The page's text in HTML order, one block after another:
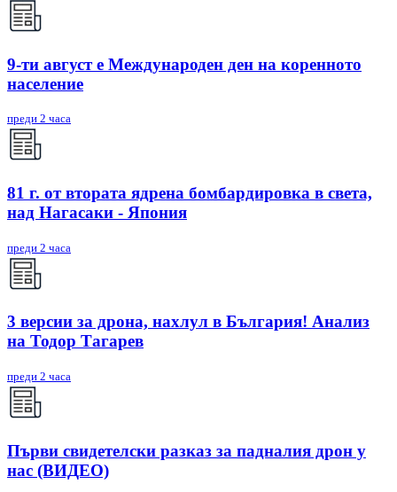
9-ти август е Международен ден на коренното
население
преди 2 часа
81 г. от втората ядрена бомбардировка в света,
над Нагасаки - Япония
преди 2 часа
3 версии за дрона, нахлул в България! Анализ
на Тодор Тагарев
преди 2 часа
Първи свидетелски разказ за падналия дрон у
нас (ВИДЕО)